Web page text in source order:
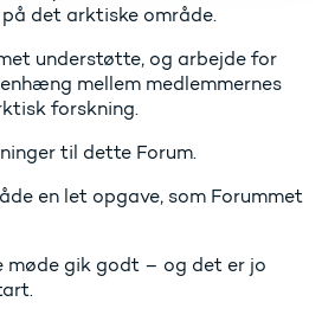
det arktiske område.
understøtte, og arbejde for
mellem medlemmernes
forskning.
til dette Forum.
en let opgave, som Forummet
møde gik godt – og det er jo